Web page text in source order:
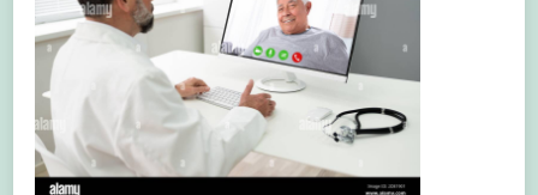
lekarzem